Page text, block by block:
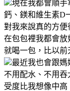
現在我都會順手
鈣、鎂和維生素D
對我來說真的方
在包包裡我都會放
就喝一包，比以
最近我也會跟媽
不用配水、不用
受度比我想像中